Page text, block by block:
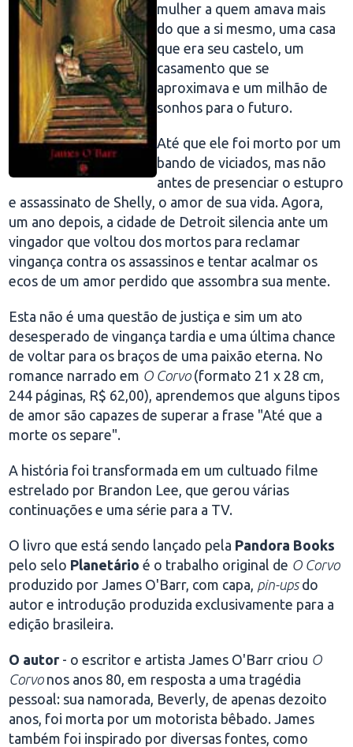
mulher a quem amava mais
do que a si mesmo, uma casa
que era seu castelo, um
casamento que se
aproximava e um milhão de
sonhos para o futuro.
Até que ele foi morto por um
bando de viciados, mas não
antes de presenciar o estupro
e assassinato de Shelly, o amor de sua vida. Agora,
um ano depois, a cidade de Detroit silencia ante um
vingador que voltou dos mortos para reclamar
vingança contra os assassinos e tentar acalmar os
ecos de um amor perdido que assombra sua mente.
Esta não é uma questão de justiça e sim um ato
desesperado de vingança tardia e uma última chance
de voltar para os braços de uma paixão eterna. No
romance narrado em O Corvo(formato 21 x 28 cm,
244 páginas, R$ 62,00), aprendemos que alguns tipos
de amor são capazes de superar a frase "Até que a
morte os separe".
A história foi transformada em um cultuado filme
estrelado por Brandon Lee, que gerou várias
continuações e uma série para a TV.
O livro que está sendo lançado pela Pandora Books
pelo selo Planetário é o trabalho original de O Corvo
produzido por James O'Barr, com capa, pin-upsdo
autor e introdução produzida exclusivamente para a
edição brasileira.
O autor - o escritor e artista James O'Barr criou O
Corvonos anos 80, em resposta a uma tragédia
pessoal: sua namorada, Beverly, de apenas dezoito
anos, foi morta por um motorista bêbado. James
também foi inspirado por diversas fontes, como